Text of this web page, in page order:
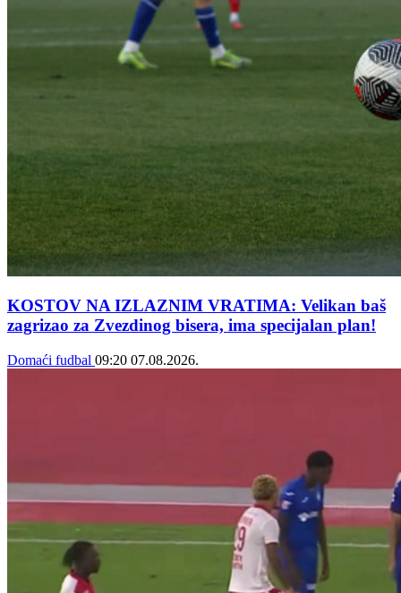
KOSTOV NA IZLAZNIM VRATIMA: Velikan baš
zagrizao za Zvezdinog bisera, ima specijalan plan!
Domaći fudbal 09:20 07.08.2026.